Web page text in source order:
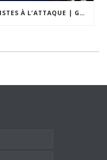
[MÉDIAS] LES ANTIMONDIALISTES À L’ATTAQUE | GRAND DÉBAT DE BRISTO LIBERTÉS